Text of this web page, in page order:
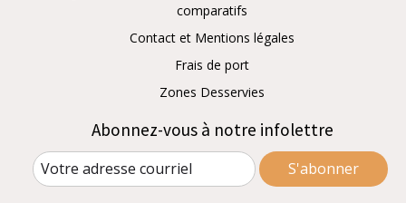
comparatifs
Contact et Mentions légales
Frais de port
Zones Desservies
Abonnez-vous à notre infolettre
S'abonner